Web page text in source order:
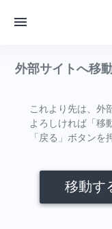
外部サイトへ移
これより先は、外
よろしければ「移
「戻る」ボタンを
移動す